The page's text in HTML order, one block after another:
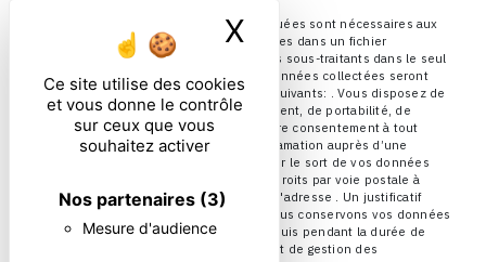
Ce site utilise des cookies
et vous donne le contrôle
sur ceux que vous
souhaitez activer
Nos partenaires (3)
Mesure d'audience
X Masquer le
** Les données personnelles communiquées sont nécessaires aux
fins de vous contacter et sont enregistrées dans un fichier
informatisé. Elles sont destinées à et ses sous-traitants dans le seul
but de répondre à votre message. Les données collectées seront
communiquées aux seuls destinataires suivants: . Vous disposez de
droits d’accès, de rectification, d’effacement, de portabilité, de
limitation, d’opposition, de retrait de votre consentement à tout
moment et du droit d’introduire une réclamation auprès d’une
autorité de contrôle, ainsi que d’organiser le sort de vos données
post-mortem. Vous pouvez exercer ces droits par voie postale à
l'adresse ou par courrier électronique à l'adresse . Un justificatif
d'identité pourra vous être demandé. Nous conservons vos données
pendant la période de prise de contact puis pendant la durée de
prescription légale aux fins probatoires et de gestion des